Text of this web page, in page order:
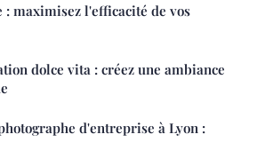
: maximisez l'efficacité de vos
dolce vita : créez une ambiance
d'entreprise à Lyon :